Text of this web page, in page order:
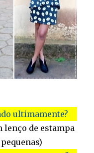
ultimamente?
lenço de estampa